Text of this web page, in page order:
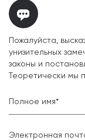
Пожалуйста,
унизительных
законы и
Теоретически мы
Полное имя*
Электронная